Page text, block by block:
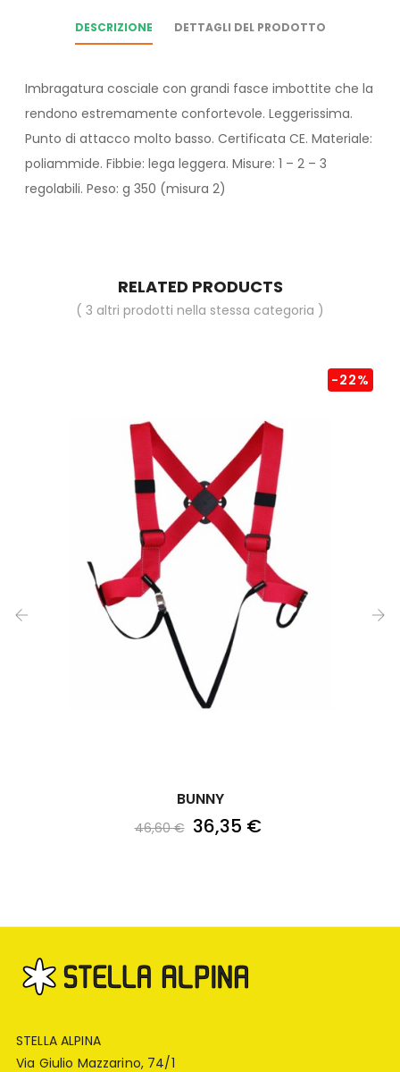
DESCRIZIONE DETTAGLI DEL PRODOTTO
Imbragatura cosciale con grandi fasce imbottite che la
rendono estremamente confortevole. Leggerissima.
Punto di attacco molto basso. Certificata CE. Materiale:
poliammide. Fibbie: lega leggera. Misure: 1 – 2 – 3
regolabili. Peso: g 350 (misura 2)
RELATED PRODUCTS
( 3 altri prodotti nella stessa categoria )
BUNNY
46,60 €
-22%
36,35 €
STELLA ALPINA
Via Giulio Mazzarino, 74/1